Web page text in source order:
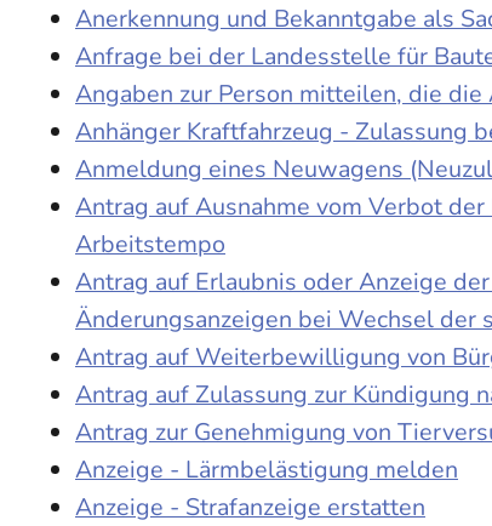
Anerkennung und Bekanntgabe als
Anfrage bei der Landesstelle für
Angaben zur Person mitteilen, die
Anhänger Kraftfahrzeug - Zulassung
Anmeldung eines Neuwagens
Antrag auf Ausnahme vom Verbot
Arbeitstempo
Antrag auf Erlaubnis oder Anzeige
Änderungsanzeigen bei Wechsel der
Antrag auf Weiterbewilligung von
Antrag auf Zulassung zur Kündigung
Antrag zur Genehmigung von
Anzeige - Lärmbelästigung melden
Anzeige - Strafanzeige erstatten